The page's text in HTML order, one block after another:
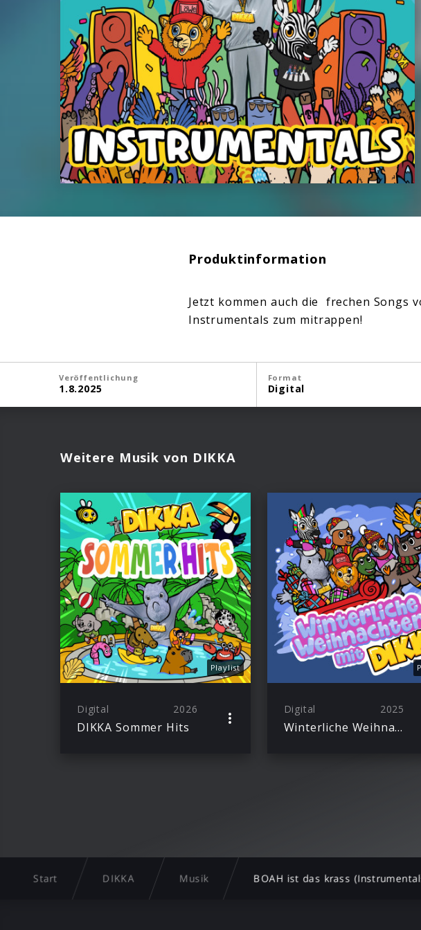
Produktinformation
Jetzt kommen auch die frechen Songs
Instrumentals zum mitrappen!
Veröffentlichung
1.8.2025
Format
Digital
Weitere Musik von DIKKA
Playlist
Digital 2026
DIKKA Sommer Hits
Digital 2025
Winterliche Weihnachten mit DIKKA
Start DIKKA Musik BOAH ist das krass